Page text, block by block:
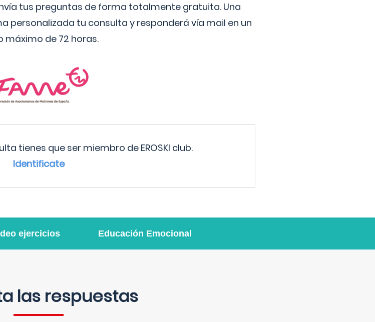
tus preguntas de forma totalmente gratuita. Una
personalizada tu consulta y responderá vía mail en un
máximo de 72 horas.
tienes que ser miembro de EROSKI club.
Identificate
ejercicios Educación Emocional
las respuestas